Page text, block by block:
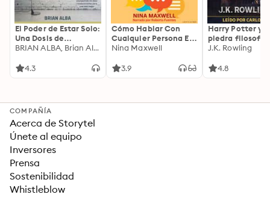
El Poder de Estar Solo:
Una Dosis de
Motivación
Ideas Revolucionarias
BRIAN ALBA, Brian Alba
4.3
Cómo Hablar Con
Cualquier Persona En
Cualquier Lugar Y En
Nina Maxwell
3.9
Harry Potter y
piedra filosofal
J.K. Rowling
4.8
COMPAÑÍA
Acerca de Storytel
Únete al equipo
Inversores
Prensa
Sostenibilidad
Whistleblow